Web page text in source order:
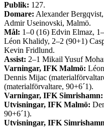
Publik: 127.
Domare: Alexander
Admir Useinovski, Malmö.
Mål: 1–0 (16) Edvin Elmaz,
Léon Khalidy, 2–2 (90+1)
Kevin Fridlund.
Assist: 2–1 Mikail Yusuf
Varningar, IFK Malmö:
Dennis Mijac
(materialförvaltare, 90+6´1).
Varningar, IFK Simrishamn:
Utvisningar, IFK Malmö:
90+6´1).
Utvisningar, IFK